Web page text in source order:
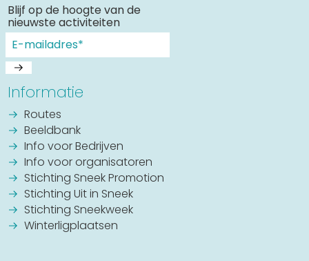
Blijf op de hoogte van de
nieuwste activiteiten
Informatie
Routes
Beeldbank
Info voor Bedrijven
Info voor organisatoren
Stichting Sneek Promotion
Stichting Uit in Sneek
Stichting Sneekweek
Winterligplaatsen